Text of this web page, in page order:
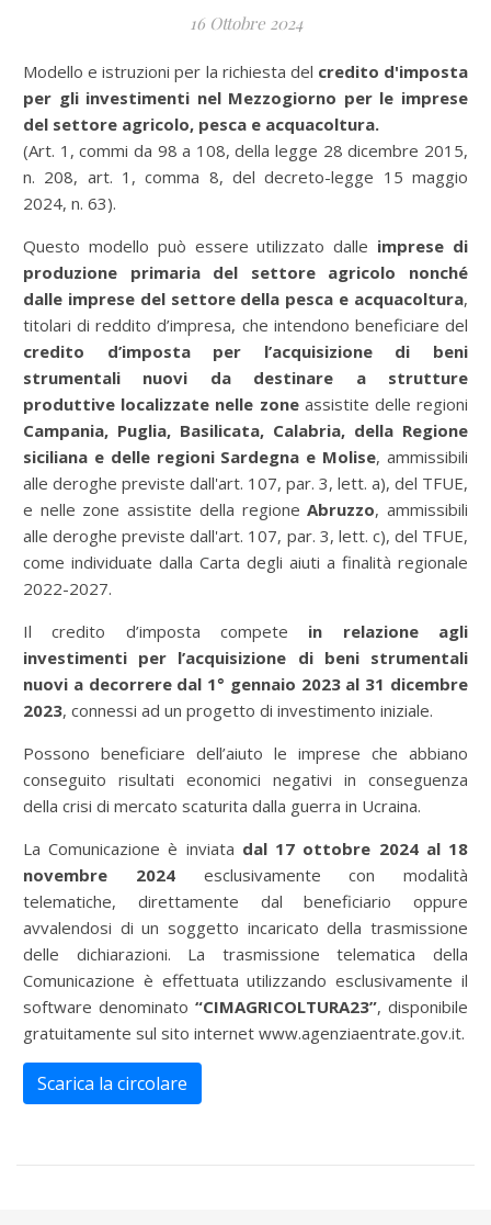
16 Ottobre 2024
Modello e istruzioni per la richiesta del credito d'imposta
per gli investimenti nel Mezzogiorno per le imprese
del settore agricolo, pesca e acquacoltura.
(Art. 1, commi da 98 a 108, della legge 28 dicembre 2015,
n. 208, art. 1, comma 8, del decreto-legge 15 maggio
2024, n. 63).
Questo modello può essere utilizzato dalle imprese di
produzione primaria del settore agricolo nonché
dalle imprese del settore della pesca e acquacoltura,
titolari di reddito d’impresa, che intendono beneficiare del
credito d’imposta per l’acquisizione di beni
strumentali nuovi da destinare a strutture
produttive localizzate nelle zone assistite delle regioni
Campania, Puglia, Basilicata, Calabria, della Regione
siciliana e delle regioni Sardegna e Molise, ammissibili
alle deroghe previste dall'art. 107, par. 3, lett. a), del TFUE,
e nelle zone assistite della regione Abruzzo, ammissibili
alle deroghe previste dall'art. 107, par. 3, lett. c), del TFUE,
come individuate dalla Carta degli aiuti a finalità regionale
2022-2027.
Il credito d’imposta compete in relazione agli
investimenti per l’acquisizione di beni strumentali
nuovi a decorrere dal 1° gennaio 2023 al 31 dicembre
2023, connessi ad un progetto di investimento iniziale.
Possono beneficiare dell’aiuto le imprese che abbiano
conseguito risultati economici negativi in conseguenza
della crisi di mercato scaturita dalla guerra in Ucraina.
La Comunicazione è inviata dal 17 ottobre 2024 al 18
novembre 2024esclusivamente con modalità
telematiche, direttamente dal beneficiario oppure
avvalendosi di un soggetto incaricato della trasmissione
delle dichiarazioni. La trasmissione telematica della
Comunicazione è effettuata utilizzando esclusivamente il
software denominato “CIMAGRICOLTURA23”, disponibile
gratuitamente sul sito internet www.agenziaentrate.gov.it.
Scarica la circolare